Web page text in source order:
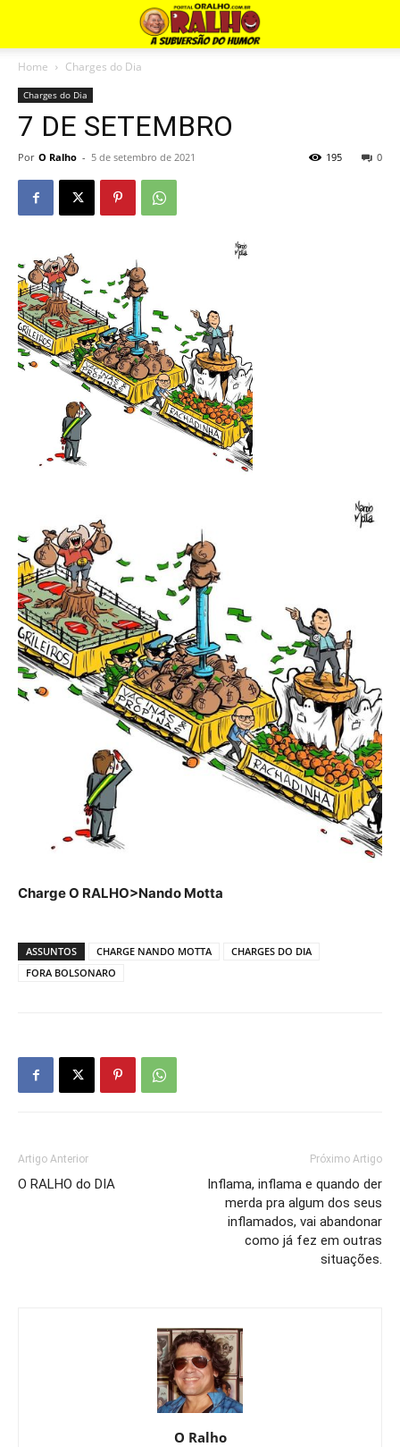
Home Charges do Dia
Charges do Dia
7 DE SETEMBRO
Por O Ralho - 5 de setembro de 2021 0
195
Charge O RALHO>Nando Motta
ASSUNTOS CHARGE NANDO MOTTA
CHARGES DO DIA
FORA BOLSONARO
Artigo Anterior
O RALHO do DIA
Próximo Artigo
Inflama, inflama e quando der
merda pra algum dos seus
inflamados, vai abandonar
como já fez em outras
situações.
O Ralho